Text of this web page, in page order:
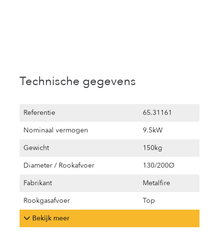
Technische gegevens
Referentie
65.31161
Nominaal vermogen
9.5kW
Gewicht
150kg
Diameter / Rookafvoer
130/200Ø
Fabrikant
Metalfire
Rookgasafvoer
Top
Bekijk meer